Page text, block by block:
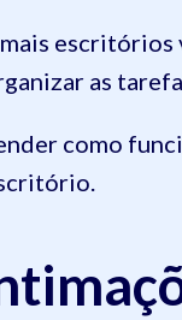
as
como